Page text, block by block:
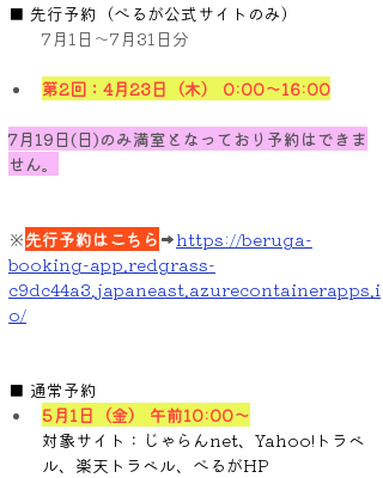
■ 先行予約（べるが公式サイトのみ）
7月1日～7月31日分
第2回：4月23日（木） 0:00〜16:00
7月19日(日)のみ満室となっており予約はできま
せん。
※先行予約はこちら ➡https://beruga-
booking-app.redgrass-
c9dc44a3.japaneast.azurecontainerapps.i
o/
■ 通常予約
5月1日（金） 午前10:00〜
対象サイト：じゃらんnet、Yahoo!トラベ
ル、楽天トラベル、べるがHP​